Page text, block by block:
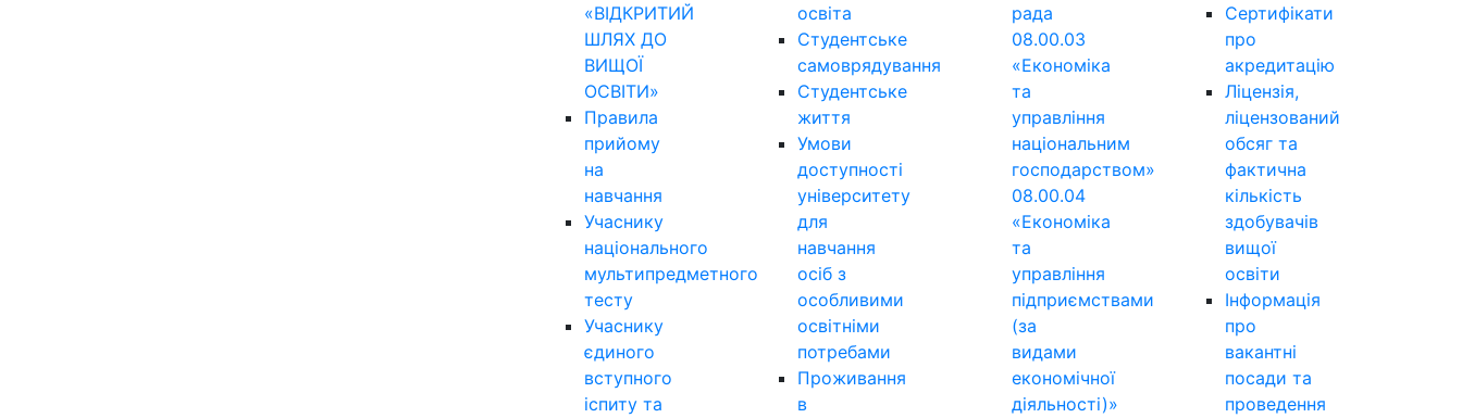
«ВІДКРИТИЙ
ШЛЯХ ДО
ВИЩОЇ
ОСВІТИ»
Правила
прийому
на
навчання
Учаснику
національного
мультипредметного
тесту
Учаснику
єдиного
вступного
іспиту та
освіта
Студентське
самоврядування
Студентське
життя
Умови
доступності
університету
для
навчання
осіб з
особливими
освітніми
потребами
Проживання
в
рада
08.00.03
«Економіка
та
управління
національним
господарством»
08.00.04
«Економіка
та
управління
підприємствами
(за
видами
економічної
діяльності)»
Сертифікати
про
акредитацію
Ліцензія,
ліцензований
обсяг та
фактична
кількість
здобувачів
вищої
освіти
Інформація
про
вакантні
посади та
проведення